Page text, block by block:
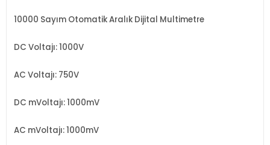
10000 Sayım Otomatik Aralık Dijital Multimetre
DC Voltajı: 1000V
AC Voltajı: 750V
DC mVoltajı: 1000mV
AC mVoltajı: 1000mV